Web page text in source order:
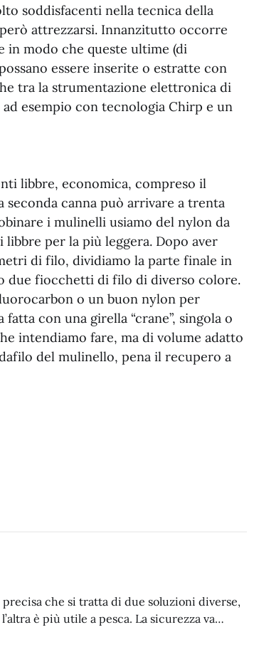
soddisfacenti nella tecnica della
attrezzarsi. Innanzitutto occorre
in modo che queste ultime (di
essere inserite o estratte con
tra la strumentazione elettronica di
esempio con tecnologia Chirp e un
libbre, economica, compreso il
canna può arrivare a trenta
i mulinelli usiamo del nylon da
per la più leggera. Dopo aver
di filo, dividiamo la parte finale in
due fiocchetti di filo di diverso colore.
o un buon nylon per
con una girella “crane”, singola o
intendiamo fare, ma di volume adatto
del mulinello, pena il recupero a
precisa che si tratta di due soluzioni diverse,
è più utile a pesca. La sicurezza va
ideale prevede entrambe le soluzioni.